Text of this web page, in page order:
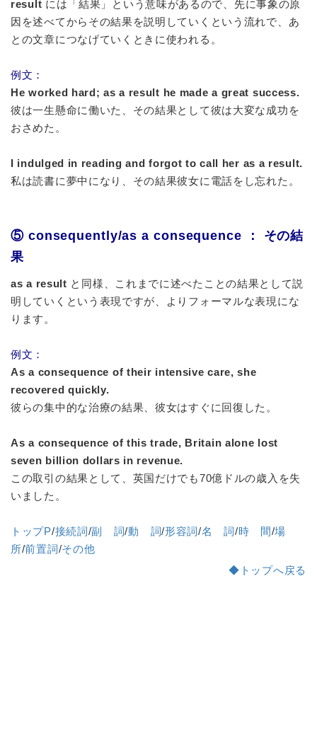
result には「結果」という意味があるので、先に事象の原
因を述べてからその結果を説明していくという流れで、あ
との文章につなげていくときに使われる。
例文：
He worked hard; as a result he made a great success.
彼は一生懸命に働いた、その結果として彼は大変な成功を
おさめた。
I indulged in reading and forgot to call her as a result.
私は読書に夢中になり、その結果彼女に電話をし忘れた。
⑤ consequently/as a consequence ： その結
果
as a result と同様、これまでに述べたことの結果として説
明していくという表現ですが、よりフォーマルな表現にな
ります。
例文：
As a consequence of their intensive care, she
recovered quickly.
彼らの集中的な治療の結果、彼女はすぐに回復した。
As a consequence of this trade, Britain alone lost
seven billion dollars in revenue.
この取引の結果として、英国だけでも70億ドルの歳入を失
いました。
トップP/接続詞/副 詞/動 詞/形容詞/名 詞/時 間/場
所/前置詞/その他
◆トップへ戻る